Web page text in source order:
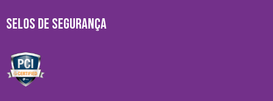
SELOS DE SEGURANÇA